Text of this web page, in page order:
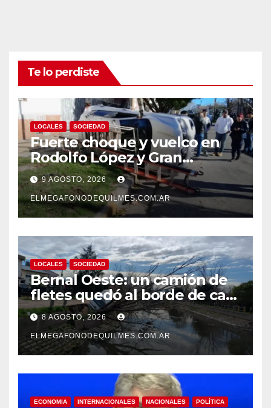
Te lo perdiste
LOCALES SOCIEDAD
Fuerte choque y vuelco en
Rodolfo López y Gran
Canaria, Quilmes Oeste
9 AGOSTO, 2026
ELMEGAFONODEQUILMES.COM.AR
LOCALES SOCIEDAD
Bernal Oeste: un camión de
fletes quedó al borde de caer
al arroyo Las Piedras
8 AGOSTO, 2026
ELMEGAFONODEQUILMES.COM.AR
ECONOMIA INTERNACIONALES NACIONALES POLÍTICA